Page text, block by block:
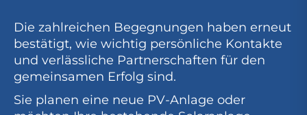
Die zahlreichen Begegnungen haben erneut
bestätigt, wie wichtig persönliche Kontakte
und verlässliche Partnerschaften für den
gemeinsamen Erfolg sind.
Sie planen eine neue PV-Anlage oder